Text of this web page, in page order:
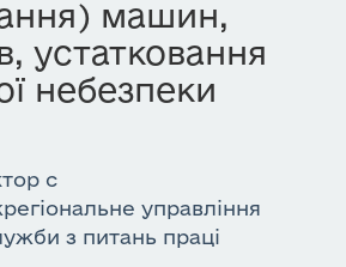
c
управління
з питань праці
машин,
устатковання
небезпеки